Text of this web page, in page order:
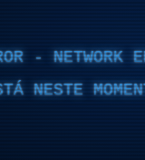
- NETWORK
NESTE